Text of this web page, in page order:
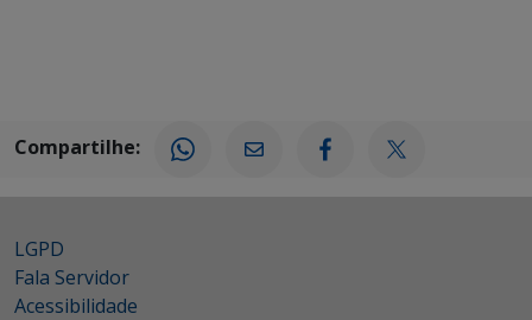
Compartilhe:
LGPD
Fala Servidor
Acessibilidade